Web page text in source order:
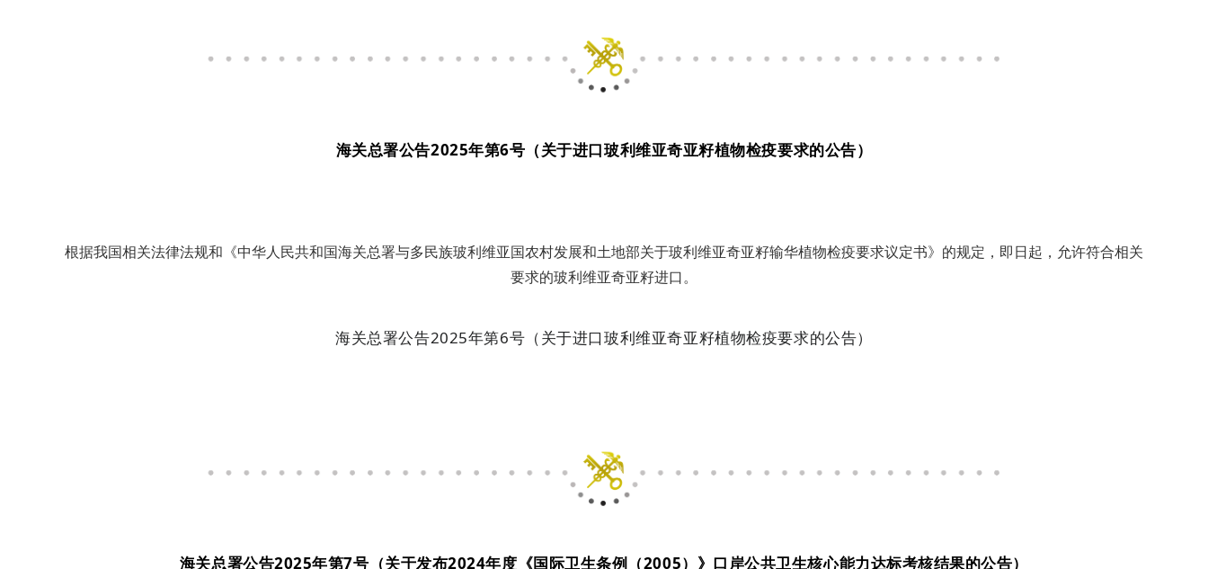
海关总署公告2025年第6号（关于进口玻利维亚奇亚籽植物检疫要求的公告）
根据我国相关法律法规和《中华人民共和国海关总署与多民族玻利维亚国农村发展和土地部关于玻利维亚奇亚籽输华植物检疫要求议定书》的规定，即日起，允许符合相关
要求的玻利维亚奇亚籽进口。
海关总署公告2025年第6号（关于进口玻利维亚奇亚籽植物检疫要求的公告）
海关总署公告2025年第7号（关于发布2024年度《国际卫生条例（2005）》口岸公共卫生核心能力达标考核结果的公告）